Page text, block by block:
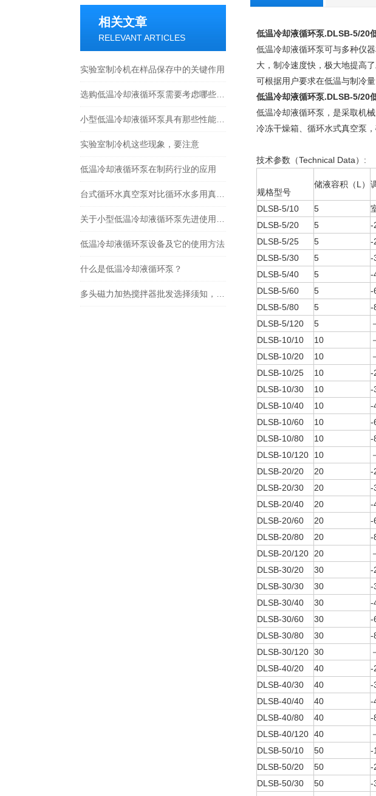
相关文章
RELEVANT ARTICLES
实验室制冷机在样品保存中的关键作用
实验室制冷机这些现象，要注意
低温冷却液循环泵在制药行业的应用
低温冷却液循环泵设备及它的使用方法
什么是低温冷却液循环泵？
低温冷却液循环泵.DLSB-5/20
低温冷却液循环泵可与多种仪
大，制冷速度快，极大地提高
可根据用户要求在低温与制冷
低温冷却液循环泵.DLSB-5/20
低温冷却液循环泵，是采取机
冷冻干燥箱、循环水式真空泵
技术参数（Technical Data）:
规格型号
储液容积（L）
DLSB-5/10 5
DLSB-5/20 5 -
DLSB-5/25
5 -
DLSB-5/30
5 -
DLSB-5/40
5 -
DLSB-5/60
5 -
DLSB-5/80
5 -
DLSB-5/120
5
DLSB-10/10
10
DLSB-10/20 10
DLSB-10/25
10 -
DLSB-10/30
10 -
DLSB-10/40
10 -
DLSB-10/60
10 -
DLSB-10/80
10 -
DLSB-10/120
10
DLSB-20/20
20 -
DLSB-20/30
20 -
DLSB-20/40
20 -
DLSB-20/60
20 -
DLSB-20/80
20 -
DLSB-20/120
20
DLSB-30/20
30 -
DLSB-30/30 30 -
DLSB-30/40
30 -
DLSB-30/60
30 -
DLSB-30/80
30 -
DLSB-30/120 30
DLSB-40/20
40 -
DLSB-40/30 40 -
DLSB-40/40
40 -
DLSB-40/80
40 -
DLSB-40/120 40
DLSB-50/10
50 -
DLSB-50/20
50 -
DLSB-50/30
50 -